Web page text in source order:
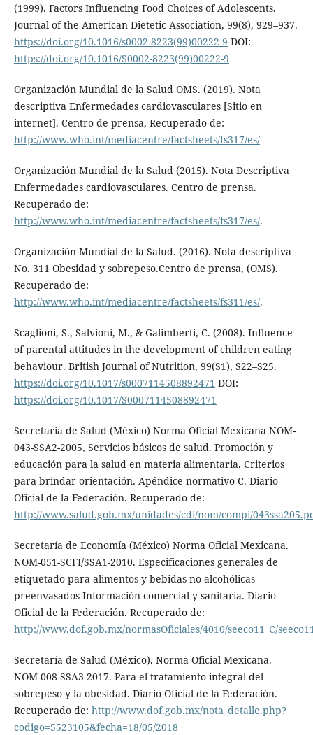
(1999). Factors Influencing Food Choices of Adolescents.
Journal of the American Dietetic Association, 99(8), 929–937.
https://doi.org/10.1016/s0002-8223(99)00222-9 DOI:
https://doi.org/10.1016/S0002-8223(99)00222-9
Organización Mundial de la Salud OMS. (2019). Nota
descriptiva Enfermedades cardiovasculares [Sitio en
internet]. Centro de prensa, Recuperado de:
http://www.who.int/mediacentre/factsheets/fs317/es/
Organización Mundial de la Salud (2015). Nota Descriptiva
Enfermedades cardiovasculares. Centro de prensa.
Recuperado de:
http://www.who.int/mediacentre/factsheets/fs317/es/.
Organización Mundial de la Salud. (2016). Nota descriptiva
No. 311 Obesidad y sobrepeso.Centro de prensa, (OMS).
Recuperado de:
http://www.who.int/mediacentre/factsheets/fs311/es/.
Scaglioni, S., Salvioni, M., & Galimberti, C. (2008). Influence
of parental attitudes in the development of children eating
behaviour. British Journal of Nutrition, 99(S1), S22–S25.
https://doi.org/10.1017/s0007114508892471 DOI:
https://doi.org/10.1017/S0007114508892471
Secretaria de Salud (México) Norma Oficial Mexicana NOM-
043-SSA2-2005, Servicios básicos de salud. Promoción y
educación para la salud en materia alimentaria. Criterios
para brindar orientación. Apéndice normativo C. Diario
Oficial de la Federación. Recuperado de:
http://www.salud.gob.mx/unidades/cdi/nom/compi/
Secretaría de Economía (México) Norma Oficial Mexicana.
NOM-051-SCFI/SSA1-2010. Especificaciones generales de
etiquetado para alimentos y bebidas no alcohólicas
preenvasados-Información comercial y sanitaria. Diario
Oficial de la Federación. Recuperado de:
http://www.dof.gob.mx/normasOficiales/4010/seeco11_C/
Secretaría de Salud (México). Norma Oficial Mexicana.
NOM-008-SSA3-2017. Para el tratamiento integral del
sobrepeso y la obesidad. Diario Oficial de la Federación.
Recuperado de: http://www.dof.gob.mx/nota_detalle.php?
codigo=5523105&fecha=18/05/2018